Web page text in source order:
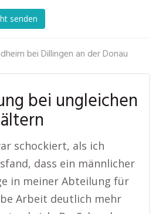
senden
bei Dillingen an der Donau
bei ungleichen
schockiert, als ich
dass ein männlicher
in meiner Abteilung für
Arbeit deutlich mehr